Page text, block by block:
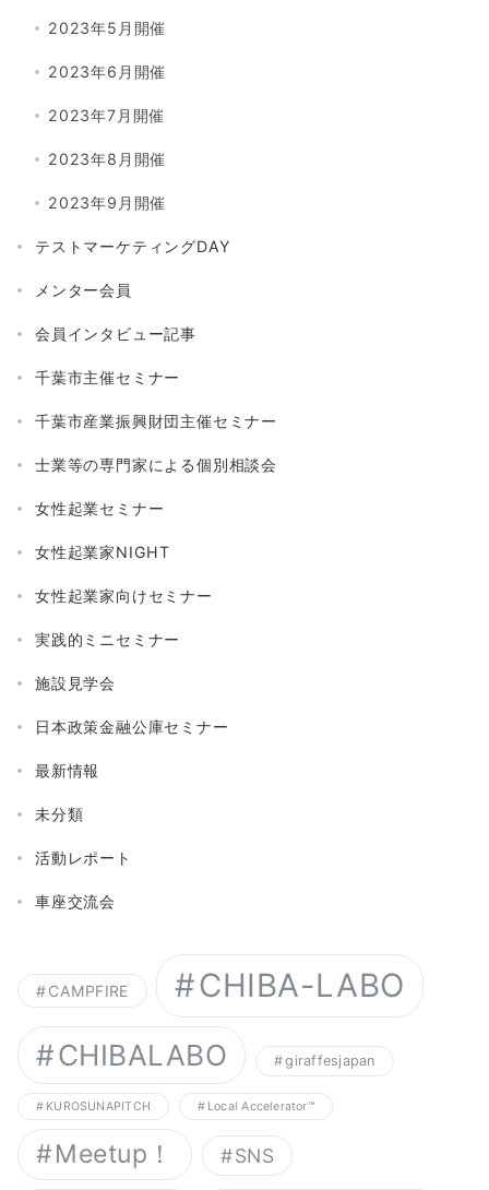
2023年5月開催
2023年6月開催
2023年7月開催
2023年8月開催
2023年9月開催
テストマーケティングDAY
メンター会員
会員インタビュー記事
千葉市主催セミナー
千葉市産業振興財団主催セミナー
士業等の専門家による個別相談会
女性起業セミナー
女性起業家NIGHT
女性起業家向けセミナー
実践的ミニセミナー
施設見学会
日本政策金融公庫セミナー
最新情報
未分類
活動レポート
車座交流会
CAMPFIRE CHIBA-LABO
CHIBALABO giraffesjapan
KUROSUNAPITCH Local Accelerator™︎
Meetup！ SNS